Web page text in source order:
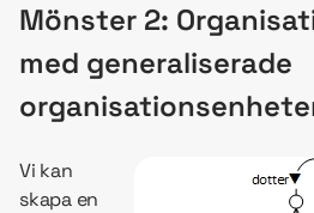
Mönster 2:
med generaliserade
Vi kan
skapa en